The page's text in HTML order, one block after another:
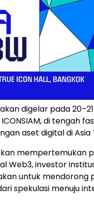
digelar pada 20–21
ICONSIAM, di tengah
aset digital di Asia
mempertemukan
Web3, investor
untuk mendorong
spekulasi menuju